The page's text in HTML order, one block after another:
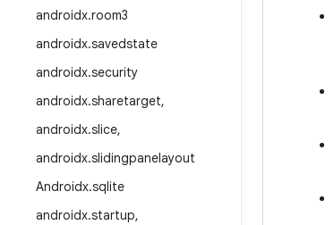
androidx.room3
androidx.savedstate
androidx.security
androidx.sharetarget,
androidx.slice,
androidx.slidingpanelayout
Androidx.sqlite
androidx.startup,